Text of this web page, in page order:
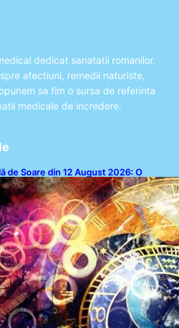
dedicat sanatatii romanilor.
afectiuni, remedii naturiste,
sa fim o sursa de referinta
medicale de incredere.
de Soare din 12 August 2026: O
asupra Trei Zodii și a Ciclului de